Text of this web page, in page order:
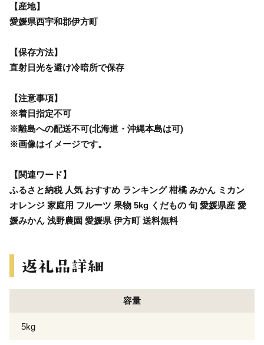
【産地】
愛媛県西宇和郡伊方町
【保存方法】
直射日光を避け冷暗所で保存
【注意事項】
※着日指定不可
※離島への配送不可(北海道・沖縄本島は可)
※画像はイメージです。
【関連ワード】
ふるさと納税 人気 おすすめ ランキング 柑橘 みかん ミカン
オレンジ 家庭用 フルーツ 果物 5kg くだもの 旬 愛媛県産 愛
媛みかん 浅野農園 愛媛県 伊方町 送料無料
容量
5kg